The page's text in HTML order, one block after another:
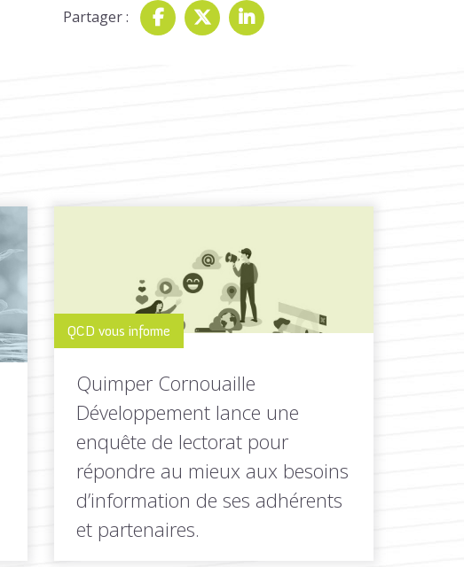
Partager :
QCD vous informe
Quimper Cornouaille
Développement lance une
enquête de lectorat pour
répondre au mieux aux besoins
d’information de ses adhérents
et partenaires.